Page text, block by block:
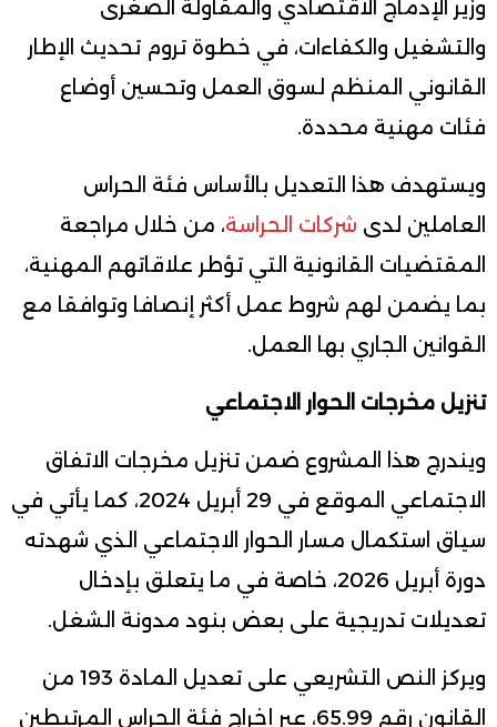
وزير الإدماج الاقتصادي والمقاولة الصغرى
والتشغيل والكفاءات، في خطوة تروم تحديث الإطار
القانوني المنظم لسوق العمل وتحسين أوضاع
فئات مهنية محددة.
ويستهدف هذا التعديل بالأساس فئة الحراس
العاملين لدى شركات الحراسة، من خلال مراجعة
المقتضيات القانونية التي تؤطر علاقاتهم المهنية،
بما يضمن لهم شروط عمل أكثر إنصافا وتوافقا مع
القوانين الجاري بها العمل.
تنزيل مخرجات الحوار الاجتماعي
ويندرج هذا المشروع ضمن تنزيل مخرجات الاتفاق
الاجتماعي الموقع في 29 أبريل 2024، كما يأتي في
سياق استكمال مسار الحوار الاجتماعي الذي شهدته
دورة أبريل 2026، خاصة في ما يتعلق بإدخال
تعديلات تدريجية على بعض بنود مدونة الشغل.
ويركز النص التشريعي على تعديل المادة 193 من
القانون رقم 65.99، عبر إخراج فئة الحراس المرتبطين